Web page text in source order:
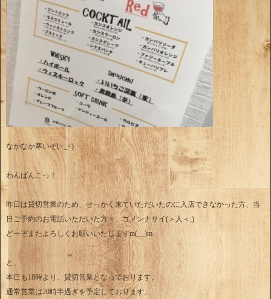
なかなか寒いぞ(>_<)
わんばんこっ！
昨日は貸切営業のため、せっかく来ていただいたのに入店できなかった方、当
日ご予約のお電話いただいた方々、ゴメンナサイ(＞人＜;)
どーぞまたよろしくお願いいたしますm(__)m
と、
本日も18時より、貸切営業となっております。
通常営業は20時半過ぎを予定しております。